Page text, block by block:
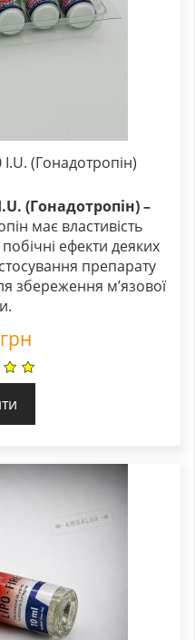
(Гонадотропін)
(Гонадотропін) –
має властивість
ефекти деяких
препарату
збереження м’язової
грн